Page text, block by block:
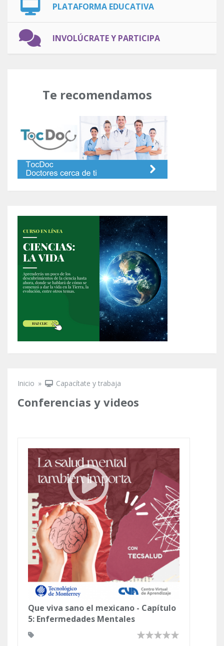
PLATAFORMA EDUCATIVA
INVOLÚCRATE Y PARTICIPA
Te recomendamos
Se encuentra usted aquí
Inicio » Capacítate y trabaja
Conferencias y videos
Que viva sano el mexicano - Capítulo
5: Enfermedades Mentales